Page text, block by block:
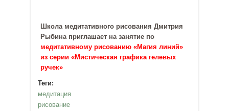
Школа медитативного рисования Дмитрия
Рыбина приглашает на занятие по
медитативному рисованию «Магия линий»
из серии «Мистическая графика гелевых
ручек»
Теги:
медитация
рисование